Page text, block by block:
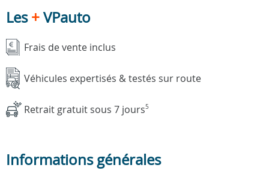
Les+VPauto
Frais de vente inclus
Véhicules expertisés & testés sur route
Retrait gratuit sous 7 jours5
Informations générales